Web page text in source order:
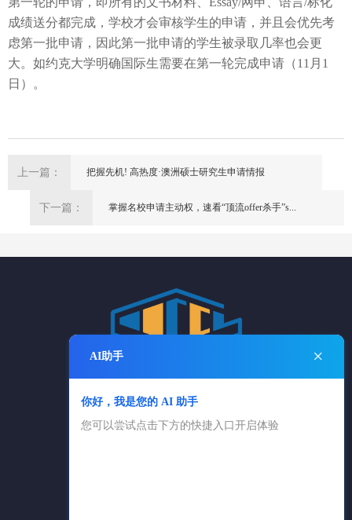
成绩送分都完成，学校才会审核学生的申请，并且会优先考
虑第一批申请，因此第一批申请的学生被录取几率也会更
大。如约克大学明确国际生需要在第一轮完成申请（11 月 1
日）。
上一篇： 把握先机! 高热度·澳洲硕士研究生申请情报
下一篇： 掌握名校申请主动权，速看“顶流offer杀手”s...
电话：025-84869361
AI助手 ×
你好，我是您的 AI 助手
您可以尝试点击下方的快捷入口开启体验